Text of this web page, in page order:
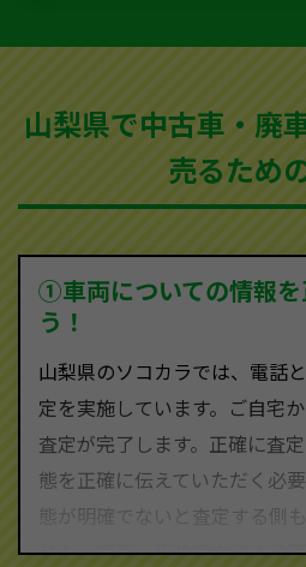
買取可能です。
ソコカラは世界１１０か国に
を持ち、国内に自社物流網、
を実現し、お客様に利益を還
す。
590-870）までお問い合わせ
査定・ご相談・見積もりはす
心してお問い合わせください。
山梨県で中古車・廃
売るため
①車両についての情報を
う！
山梨県のソコカラでは、電話
定を実施しています。ご自宅
査定が完了します。正確に査
態を正確に伝えていただく必
態が明確でないと査定する側
せん。廃車・事故車査定する